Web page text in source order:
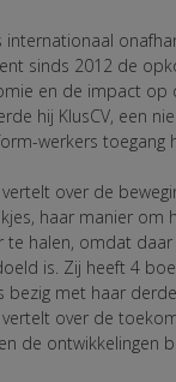
internationaal
sinds 2012 de
en de impact op
hij KlusCV, een
werkers toegang
vertelt over de
haar manier om
te halen, omdat
is. Zij heeft 4
bezig met haar
over de
de ontwikkelingen